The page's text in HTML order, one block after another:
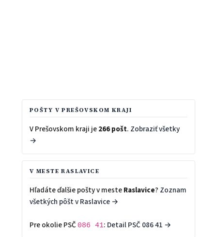
POŠTY V PREŠOVSKOM KRAJI
V Prešovskom kraji je266 pošt. Zobraziť všetky
→
V MESTE RASLAVICE
Hľadáte ďalšie pošty v mesteRaslavice? Zoznam
všetkých pôšt v Raslavice →
Pre okolie PSČ 086 41: Detail PSČ 086 41 →